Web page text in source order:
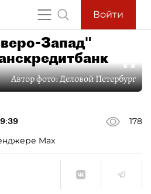
Войти
Запад"
Автор фото:Деловой Петербург
178
Max